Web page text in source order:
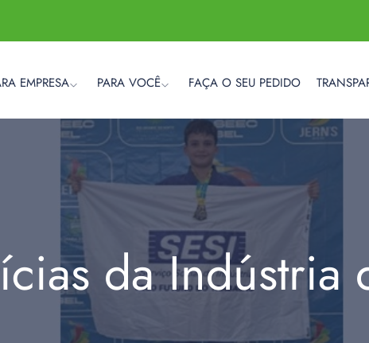
EMPRESA PARA VOCÊ FAÇA O SEU PEDIDO
da Indústria